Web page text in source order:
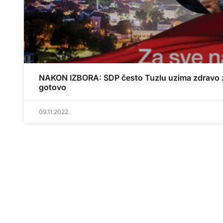
NAKON IZBORA: SDP često Tuzlu uzima zdravo
gotovo
09.11.2022.